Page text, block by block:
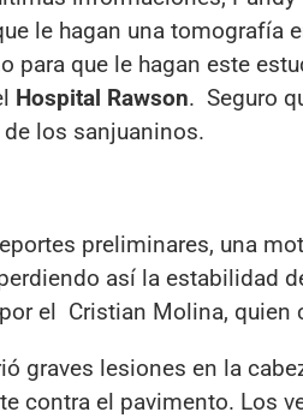
le hagan una tomografía
para que le hagan este
Hospital Rawson. Seguro
los sanjuaninos.
preliminares, una
así la estabilidad
el Cristian Molina, quien
graves lesiones en la
contra el pavimento. Los